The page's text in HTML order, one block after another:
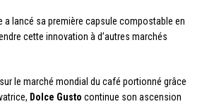
a lancé sa première capsule compostable en
cette innovation à d’autres marchés
le marché mondial du café portionné grâce
Dolce Gusto continue son ascension